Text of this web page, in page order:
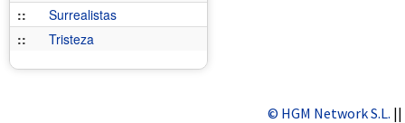
::
Surrealistas
::
Tristeza
© HGM Network S.L. ||